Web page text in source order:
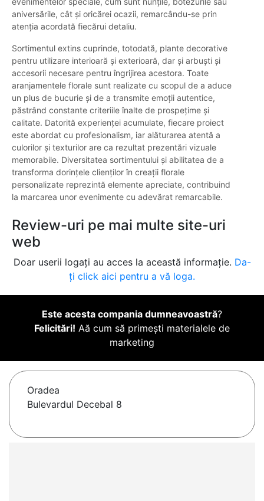
aniversările, cât și oricărei ocazii, remarcându-se prin
atenția acordată fiecărui detaliu.
Sortimentul extins cuprinde, totodată, plante decorative
pentru utilizare interioară și exterioară, dar și arbuști și
accesorii necesare pentru îngrijirea acestora. Toate
aranjamentele florale sunt realizate cu scopul de a aduce
un plus de bucurie și de a transmite emoții autentice,
păstrând constante criteriile înalte de prospețime și
calitate. Datorită experienței acumulate, fiecare proiect
este abordat cu profesionalism, iar alăturarea atentă a
culorilor și texturilor are ca rezultat prezentări vizuale
memorabile. Diversitatea sortimentului și abilitatea de a
transforma dorințele clienților în creații florale
personalizate reprezintă elemente apreciate, contribuind
la marcarea unor evenimente cu adevărat remarcabile.
Review-uri pe mai multe site-uri
web
Doar userii logați au acces la această informație. Da-
ți click aici pentru a vă loga.
Este acesta compania dumneavoastră?
Felicitări! Aă cum să primești materialele de
marketing
Oradea
Bulevardul Decebal 8